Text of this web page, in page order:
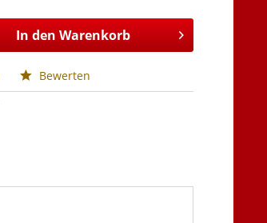
In den Warenkorb
Bewerten